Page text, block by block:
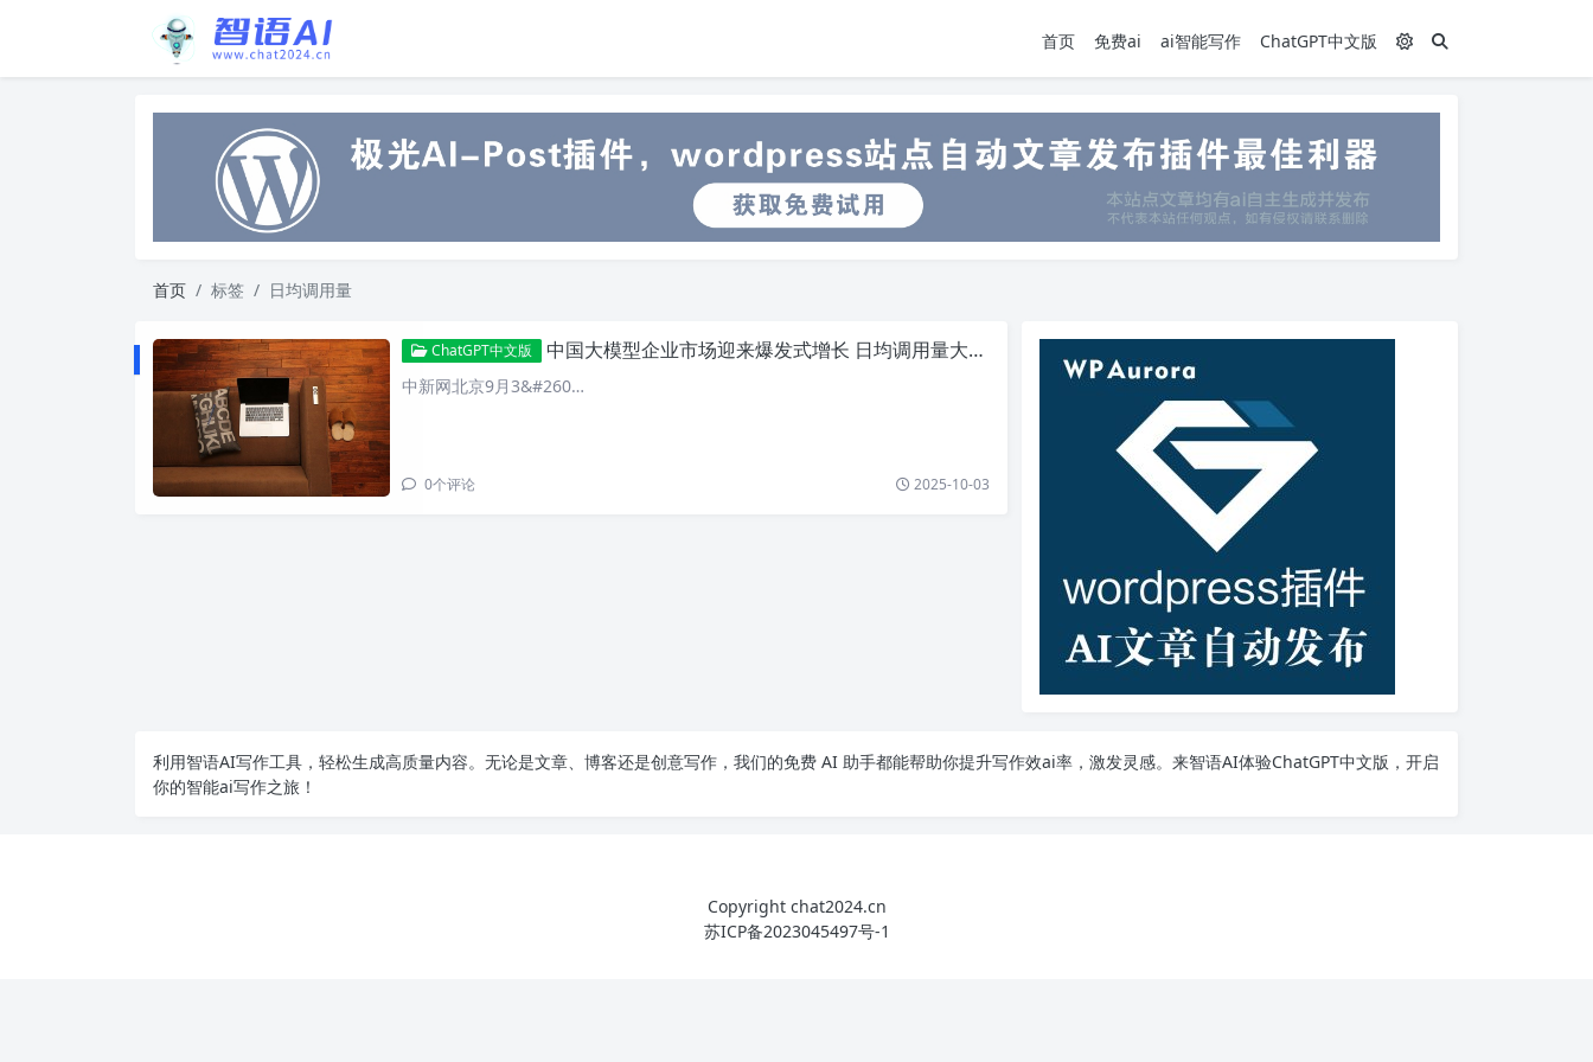
首页 免费ai ai智能写作 ChatGPT中文版
首页 标签 日均调用量
ChatGPT中文版 中国大模型企业市场迎来爆发式增长 日均调用量大幅攀升
中新网北京9月3&#260…
0个评论 2025-10-03
利用智语AI写作工具，轻松生成高质量内容。无论是文章、博客还是创意写作，我们的免费 AI 助手都能帮助你提升写作效ai率，激发灵感。来智语AI体验ChatGPT中文版 ，开启
你的智能ai写作之旅！
Copyright chat2024.cn
苏ICP备2023045497号-1